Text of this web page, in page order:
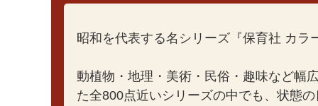
昭和を代表する名シリーズ『保育社 カ
動植物・地理・美術・民俗・趣味など幅
た全800点近いシリーズの中でも、状態